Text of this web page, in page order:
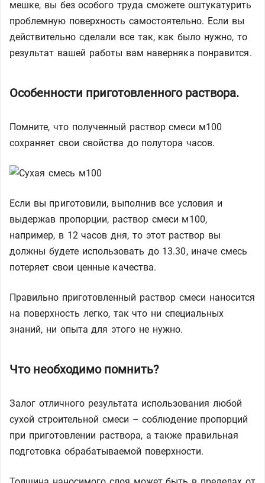
мешке, вы без особого труда сможете оштукатурить
проблемную поверхность самостоятельно. Если вы
действительно сделали все так, как было нужно, то
результат вашей работы вам наверняка понравится.
Особенности приготовленного раствора.
Помните, что полученный раствор смеси м100
сохраняет свои свойства до полутора часов.
Если вы приготовили, выполнив все условия и
выдержав пропорции, раствор смеси м100,
например, в 12 часов дня, то этот раствор вы
должны будете использовать до 13.30, иначе смесь
потеряет свои ценные качества.
Правильно приготовленный раствор смеси наносится
на поверхность легко, так что ни специальных
знаний, ни опыта для этого не нужно.
Что необходимо помнить?
Залог отличного результата использования любой
сухой строительной смеси – соблюдение пропорций
при приготовлении раствора, а также правильная
подготовка обрабатываемой поверхности.